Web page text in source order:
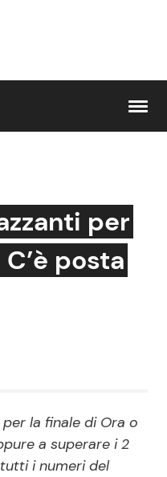
e TV
VIP
TV
Reality e Talent
per
posta
la finale di Ora o
a superare i 2
i numeri del